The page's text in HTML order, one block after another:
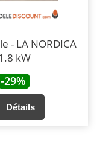
- LA NORDICA
kW
-29%
Détails